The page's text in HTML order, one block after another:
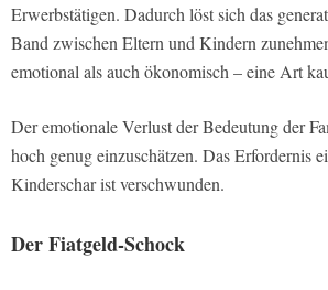
Erwerbstätigen. Dadurch löst sich das
Band zwischen Eltern und Kindern
emotional als auch ökonomisch – eine Art
Der emotionale Verlust der Bedeutung der
hoch genug einzuschätzen. Das Erfordernis
Kinderschar ist verschwunden.
Der Fiatgeld-Schock